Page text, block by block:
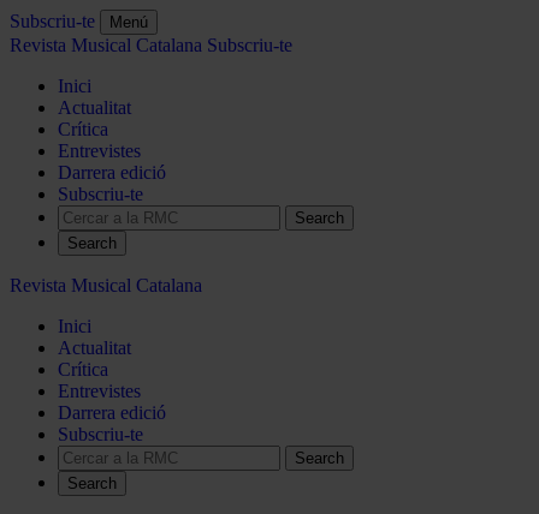
Subscriu-te Menú
Revista Musical Catalana Subscriu-te
Inici
Actualitat
Crítica
Entrevistes
Darrera edició
Subscriu-te
Search
Revista Musical Catalana
Inici
Actualitat
Crítica
Entrevistes
Darrera edició
Subscriu-te
Search